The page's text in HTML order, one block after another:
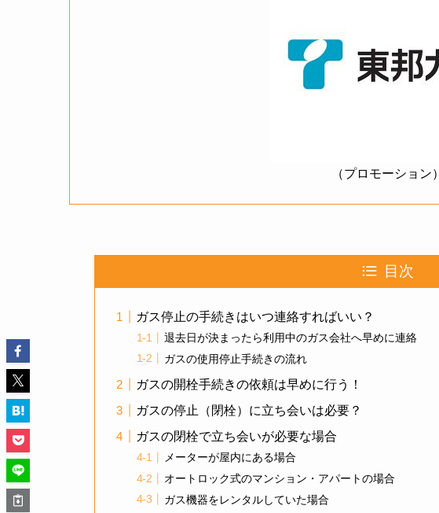
（プロモーション）
目次
ガス停止の手続きはいつ連絡すればいい？
退去日が決まったら利用中のガス会社へ早めに連絡
ガスの使用停止手続きの流れ
ガスの開栓手続きの依頼は早めに行う！
ガスの停止（閉栓）に立ち会いは必要？
ガスの閉栓で立ち会いが必要な場合
メーターが屋内にある場合
オートロック式のマンション・アパートの場合
ガス機器をレンタルしていた場合